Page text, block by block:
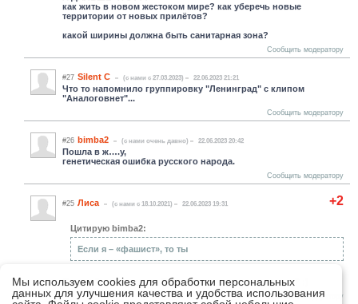
как жить в новом жестоком мире? как уберечь новые
территории от новых прилётов?
какой ширины должна быть санитарная зона?
Сообщить модератору
#27 Silent C (c нами с 27.03.2023) 22.06.2023 21:21
Что то напомнило группировку "Ленинград" с клипом
"Аналоговнет"...
Сообщить модератору
#26 bimba2 (c нами очень давно) 22.06.2023 20:42
Пошла в ж….у,
генетическая ошибка русского народа.
Сообщить модератору
+2
#25 Лиса (c нами с 18.10.2021) 22.06.2023 19:31
Цитирую bimba2:
Если я – «фашист», то ты
Со мной все понятно. Ты raex'у на вопрос ответишь? :)
Сообщить модератору
Мы используем cookies для обработки персональных
данных для улучшения качества и удобства использования